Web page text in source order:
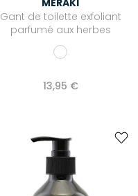
MERAKI
Gant de toilette exfoliant
parfumé aux herbes
13,95 €